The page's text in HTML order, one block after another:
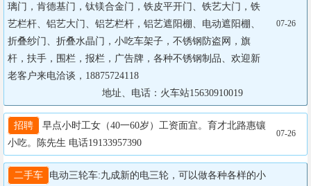
璃门，肯德基门，钛镁合金门，铁皮平开门、铁艺大门，铁
艺栏杆、铝艺大门、铝艺栏杆，铝艺遮阳棚、电动遮阳棚、
折叠纱门、折叠水晶门，小吃车架子，不锈钢防盗网，旗
杆，扶手，围栏，报栏，广告牌，各种不锈钢制品、欢迎新
老客户来电洽谈，18875724118
		                  地址、电话：火车站15630910019
07-26
招聘
早点小时工女（40一60岁）工资面宜。育才北路惠镶
小吃。陈先生 电话19133957390
07-26
二手车
电动三轮车:九成新的电三轮，可以做各种各样的小